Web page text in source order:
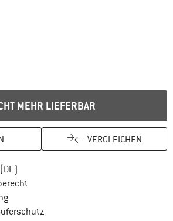
MEHR LIEFERBAR
VERGLEICHEN
Finde die Zahlungs-Infos hier! Öffnet